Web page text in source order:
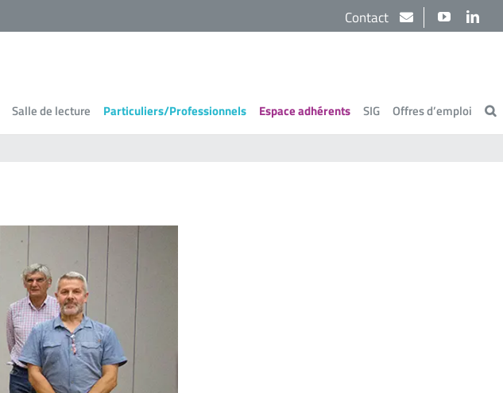
YouTube
Contact
Salle de lecture Particuliers/Professionnels Espace adhérents SIG Offres d’emploi